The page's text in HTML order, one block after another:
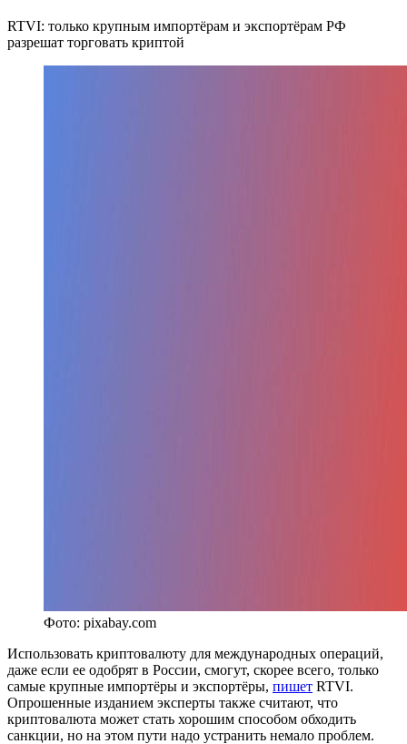
RTVI: только крупным импортёрам и экспортёрам РФ
разрешат торговать криптой
Фото: pixabay.com
Использовать криптовалюту для международных операций,
даже если ее одобрят в России, смогут, скорее всего, только
самые крупные импортёры и экспортёры, пишет RTVI.
Опрошенные изданием эксперты также считают, что
криптовалюта может стать хорошим способом обходить
санкции, но на этом пути надо устранить немало проблем.